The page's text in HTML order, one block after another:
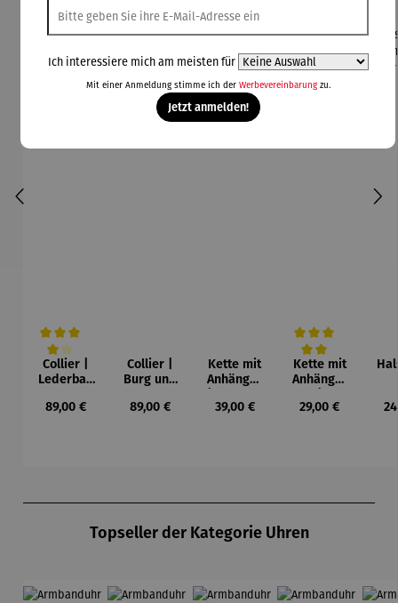
Durchschnittliche Bewertung von 4 von 5 Sternen
Collier |
Lederban
Lebensba
Regulärer Preis:
89,00 €
Collier |
Burg und
Paul Klee
Regulärer Preis:
89,00 €
Kette mit
Anhänger
Regulärer Preis:
39,00 €
Durchschnittliche
Kette mit
Anhänger
Meeresmo
Regulärer Preis:
29,00 €
Topseller der Kategorie Uhren
Ich interessiere mich am meisten für
Mit einer Anmeldung stimme ich der Werbevereinbarungzu.
Jetzt anmelden!